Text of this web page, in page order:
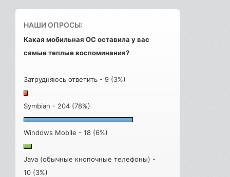
НАШИ ОПРОСЫ:
Какая мобильная ОС оставила у вас
самые теплые воспоминания?
Затрудняюсь ответить - 9 (3%)
Symbian - 204 (78%)
Windows Mobile - 18 (6%)
Java (обычные кнопочные телефоны) -
10 (3%)